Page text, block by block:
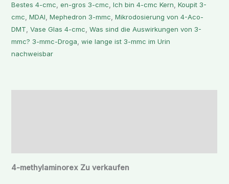
Bestes 4-cmc,en-gros 3-cmc,Ich bin 4-cmc Kern,Koupit 3-
cmc,MDAI,Mephedron 3-mmc,Mikrodosierung von 4-Aco-
DMT,Vase Glas 4-cmc,Was sind die Auswirkungen von 3-
mmc? 3-mmc-Droga,wie lange ist 3-mmc im Urin
nachweisbar
4-methylaminorex Zu verkaufen